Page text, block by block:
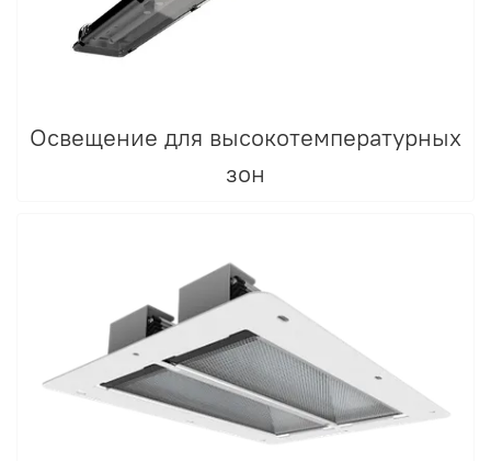
Освещение для высокотемпературных
зон